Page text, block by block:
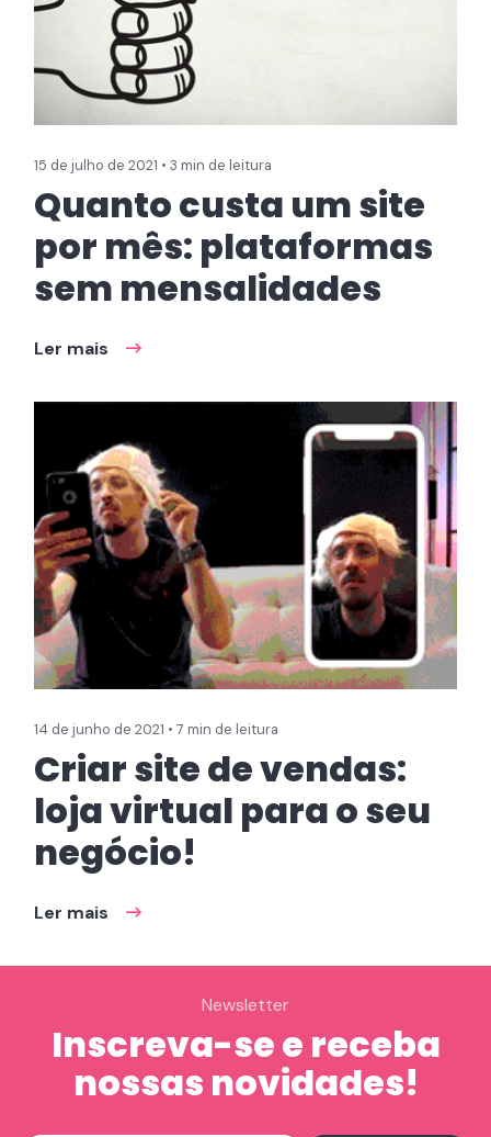
15 de julho de 2021 • 3 min de leitura
Quanto custa um site
por mês: plataformas
sem mensalidades
Ler mais
14 de junho de 2021 • 7 min de leitura
Criar site de vendas:
loja virtual para o seu
negócio!
Ler mais
Newsletter
Inscreva-se e receba
nossas novidades!